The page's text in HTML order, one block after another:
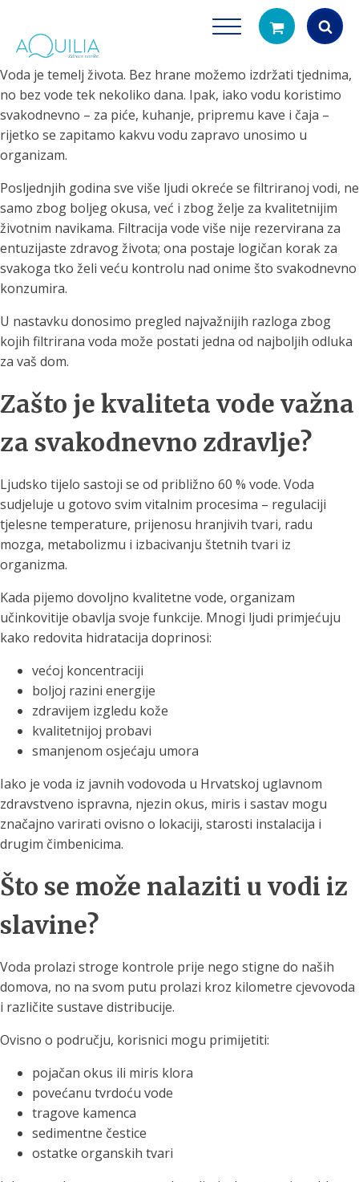
search
Voda je temelj života. Bez hrane možemo izdržati tjednima,
no bez vode tek nekoliko dana. Ipak, iako vodu koristimo
svakodnevno – za piće, kuhanje, pripremu kave i čaja –
rijetko se zapitamo kakvu vodu zapravo unosimo u
organizam.
Posljednjih godina sve više ljudi okreće se filtriranoj vodi, ne
samo zbog boljeg okusa, već i zbog želje za kvalitetnijim
životnim navikama. Filtracija vode više nije rezervirana za
entuzijaste zdravog života; ona postaje logičan korak za
svakoga tko želi veću kontrolu nad onime što svakodnevno
konzumira.
U nastavku donosimo pregled najvažnijih razloga zbog
kojih filtrirana voda može postati jedna od najboljih odluka
za vaš dom.
Zašto je kvaliteta vode važna
za svakodnevno zdravlje?
Ljudsko tijelo sastoji se od približno 60 % vode. Voda
sudjeluje u gotovo svim vitalnim procesima – regulaciji
tjelesne temperature, prijenosu hranjivih tvari, radu
mozga, metabolizmu i izbacivanju štetnih tvari iz
organizma.
Kada pijemo dovoljno kvalitetne vode, organizam
učinkovitije obavlja svoje funkcije. Mnogi ljudi primjećuju
kako redovita hidratacija doprinosi:
većoj koncentraciji
boljoj razini energije
zdravijem izgledu kože
kvalitetnijoj probavi
smanjenom osjećaju umora
Iako je voda iz javnih vodovoda u Hrvatskoj uglavnom
zdravstveno ispravna, njezin okus, miris i sastav mogu
značajno varirati ovisno o lokaciji, starosti instalacija i
drugim čimbenicima.
Što se može nalaziti u vodi iz
slavine?
Voda prolazi stroge kontrole prije nego stigne do naših
domova, no na svom putu prolazi kroz kilometre cjevovoda
i različite sustave distribucije.
Ovisno o području, korisnici mogu primijetiti:
pojačan okus ili miris klora
povećanu tvrdoću vode
tragove kamenca
sedimentne čestice
ostatke organskih tvari
Tuš glave
filtriranje vode za tuširanje
Vrčevi za
Potpuno prijenosno